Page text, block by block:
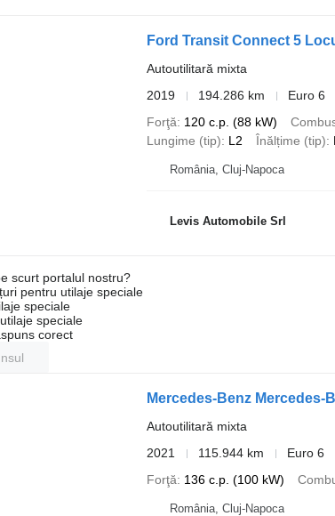
Ford Transit Connect 5
Autoutilitară mixta
2019
194.286 km
Euro 6
Forţă
120 c.p. (88 kW)
Lungime (tip)
L2 Înălțime (tip)
România, Cluj-Napoca
Levis Automobile Srl
scurt portalul nostru?
pentru utilaje speciale
speciale
speciale
corect
Mercedes-Benz Mercedes-
Autoutilitară mixta
2021
115.944 km
Euro 6
Forţă
136 c.p. (100 kW)
România, Cluj-Napoca